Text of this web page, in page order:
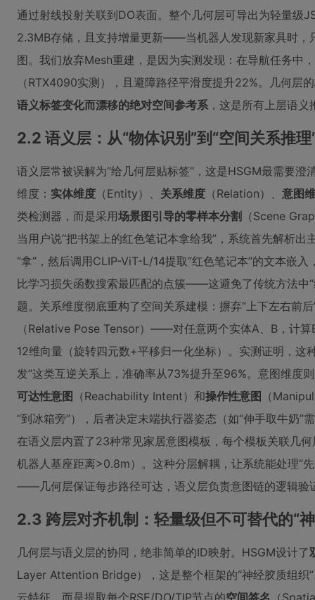
通过射线投射关联到DO表面。整个几何层可导出为轻量级
2.3MB存储，且支持增量更新——当机器人发现新家具时，
图。我们放弃Mesh重建，是因为实测发现：在导航任务中
（RTX4090实测），且避障路径平滑度提升22%。几何层
语义标签变化而漂移的绝对空间参考系 ，这是所有上层语
2.2 语义层：从“物体识别”到“空间关系推
语义层常被误解为“给几何层贴标签”，这是HSGM最需要
维度： 实体维度 （Entity）、 关系维度 （Relation）、 意图
类检测器，而是采用场景图引导的零样本分割
（Scene
当用户说“把书架上的红色笔记本拿给我”，系统首先解析出
“拿”，然后调用CLIP-ViT-L/14提取“红色笔记本”的文本嵌
比学习损失函数搜索最匹配的点簇——这避免了传统方法中
题。关系维度彻底重构了空间关系建模：摒弃“上下左右前
（Relative Pose Tensor）——对任意两个实体A、B，计
12维向量（旋转四元数+平移归一化坐标）。实测证明，这
发”这类互逆关系上，准确率从73%提升至96%。意图维度
可达性意图
（Reachability Intent）和操作性意图
（
“到冰箱旁”），后者决定末端执行器姿态（如“伸手取牛奶”
在语义层内置了23种常见家居意图模板，每个模板关联几
机器人基座距离>0.8m）。这种分层解耦，让系统能处理“
——几何层保证每步路径可达，语义层负责意图链的逻辑验
2.3 跨层对齐机制：轻量级但不可替代的“
几何层与语义层的协同，绝非简单的ID映射。HSGM设计了
Layer Attention Bridge），这是整个框架的“神经胶质组
云特征，而是提取每个RSE/DO/TIP节点的空间签名 （